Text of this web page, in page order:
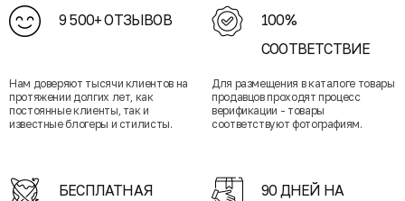
9 500+ ОТЗЫВОВ
Нам доверяют тысячи клиентов на
протяжении долгих лет, как
постоянные клиенты, так и
известные блогеры и стилисты.
100%
СООТВЕТСТВИЕ
Для размещения в каталоге товары
продавцов проходят процесс
верификации - товары
соответствуют фотографиям.
БЕСПЛАТНАЯ
90 ДНЕЙ НА